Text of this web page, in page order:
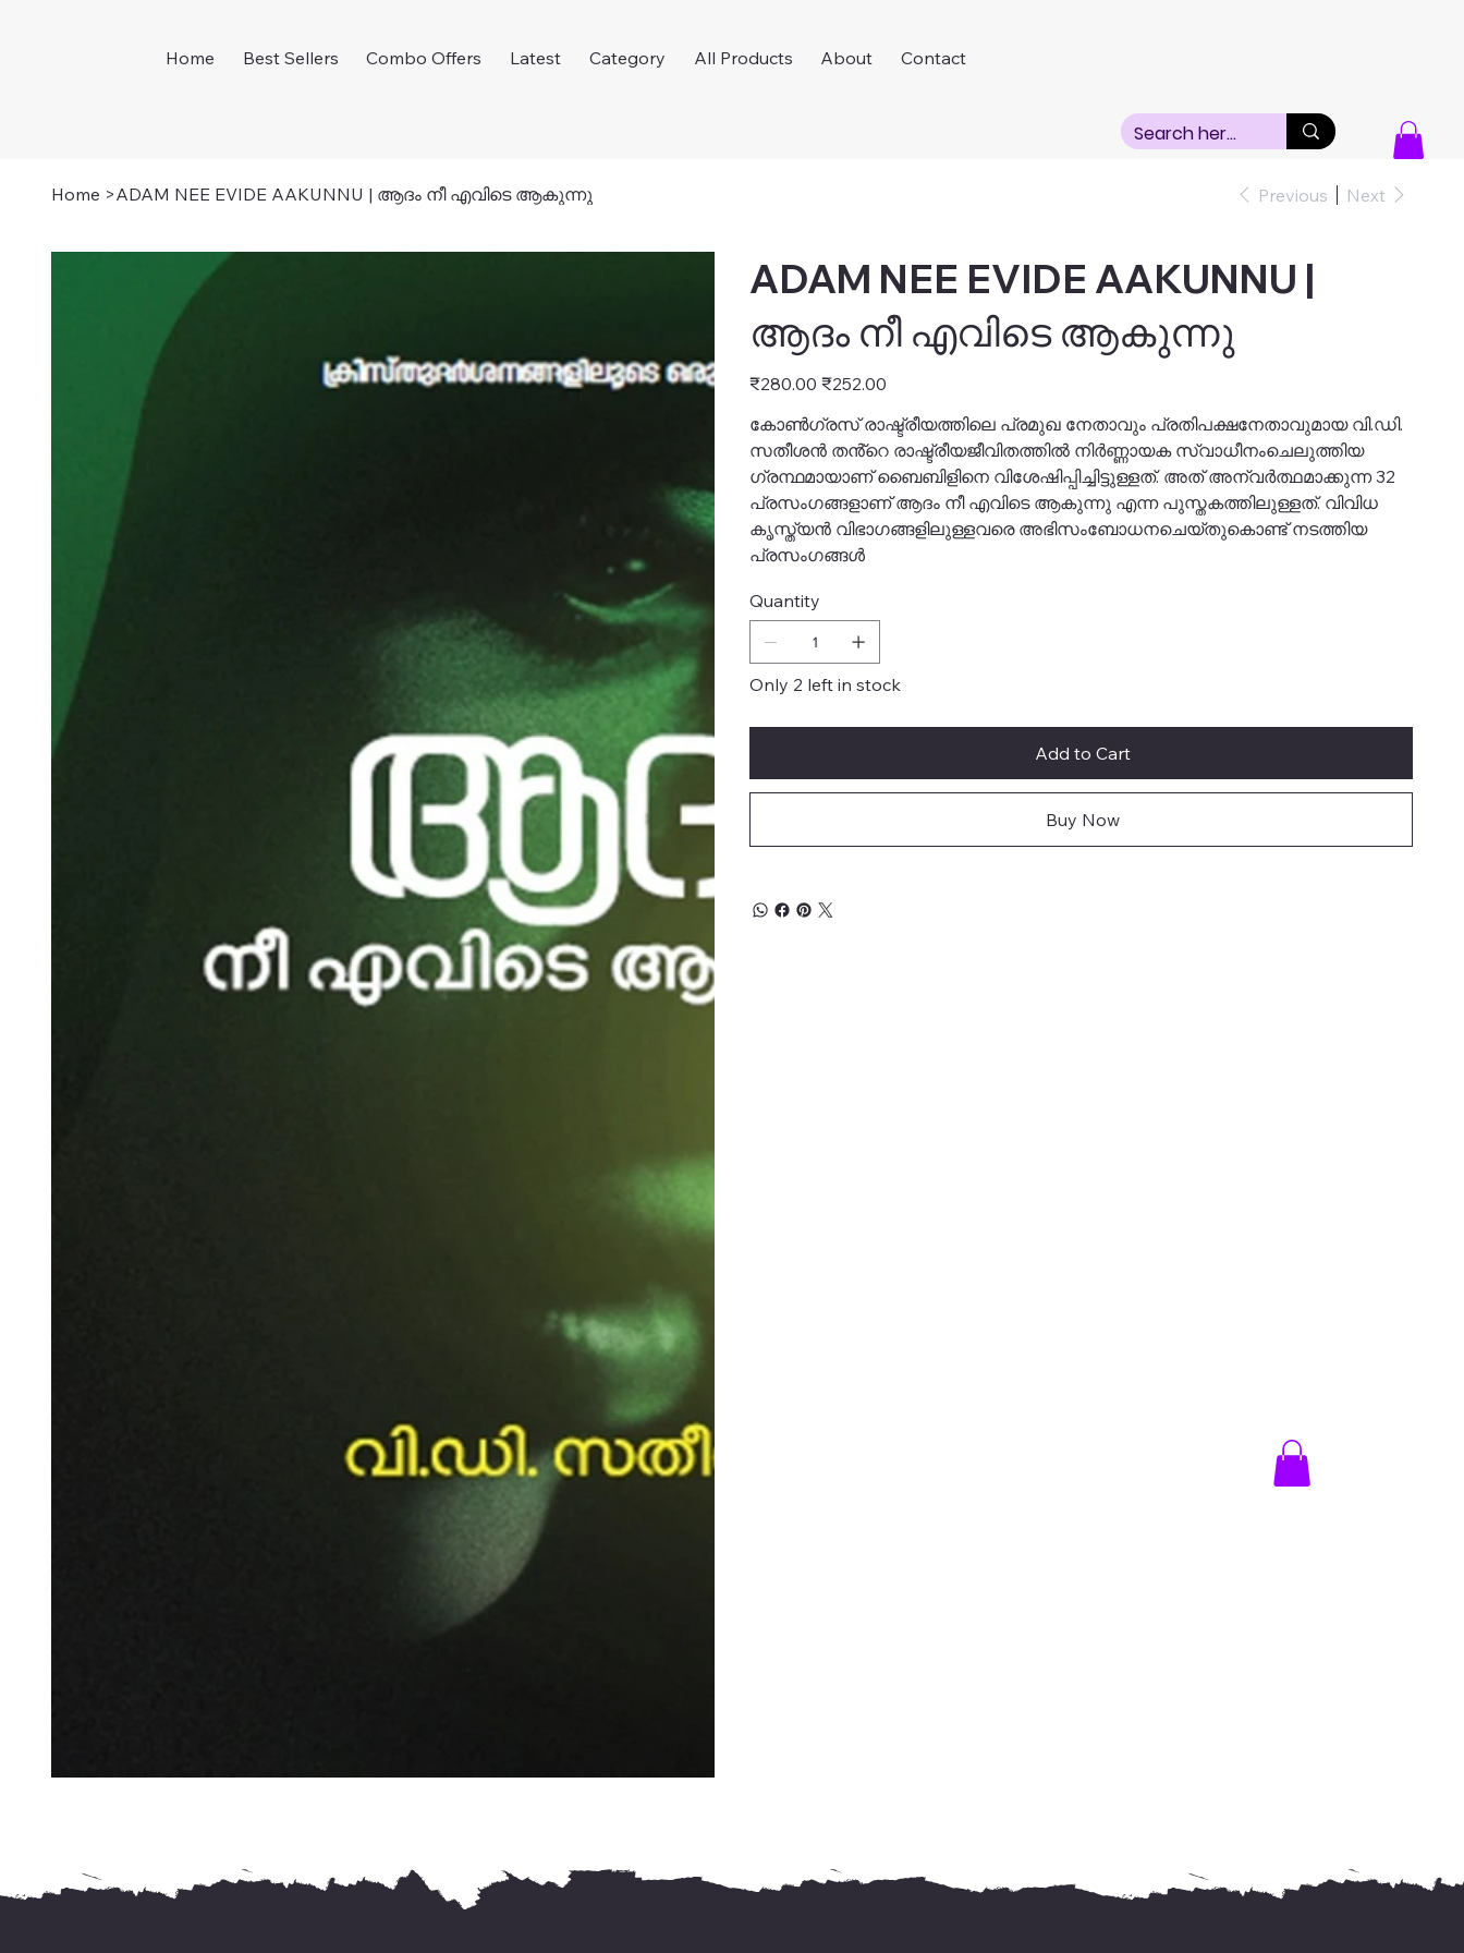
Home Best Sellers Combo Offers Latest Category All Products About Contact
Home >ADAM NEE EVIDE AAKUNNU | ആദം നീ എവിടെ ആകുന്നു Previous Next
ADAM NEE EVIDE AAKUNNU |
ആദം നീ എവിടെ ആകുന്നു
Original
price
₹280.00 Sale
price
₹252.00
കോൺഗ്രസ് രാഷ്ട്രീയത്തിലെ പ്രമുഖ നേതാവും പ്രതിപക്ഷനേതാവുമായ വി.ഡി.
സതീശൻ തൻ്റെ രാഷ്ട്രീയജീവിതത്തിൽ നിർണ്ണായക സ്വാധീനംചെലുത്തിയ
ഗ്രന്ഥമായാണ് ബൈബിളിനെ വിശേഷിപ്പിച്ചിട്ടുള്ളത്. അത് അന്വർത്ഥമാക്കുന്ന 32
പ്രസംഗങ്ങളാണ് ആദം നീ എവിടെ ആകുന്നു എന്ന പുസ്തകത്തിലുള്ളത്. വിവിധ
കൃസ്ത്യൻ വിഭാഗങ്ങളിലുള്ളവരെ അഭിസംബോധനചെയ്തുകൊണ്ട് നടത്തിയ
പ്രസംഗങ്ങൾ
Quantity
Only 2 left in stock
Add to Cart
Buy Now